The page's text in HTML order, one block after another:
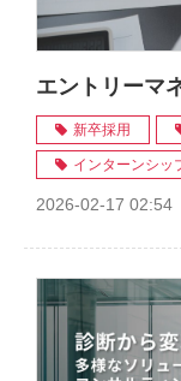
エントリーマ
新卒採用
インターンシッ
2026-02-17 02:54